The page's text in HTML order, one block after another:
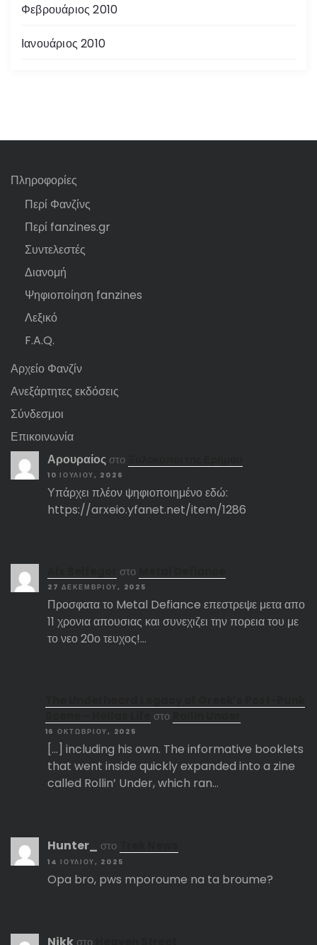
Φεβρουάριος 2010
Ιανουάριος 2010
Πληροφορίες
Περί Φανζίνς
Περί fanzines.gr
Συντελεστές
Διανομή
Ψηφιοποίηση fanzines
Λεξικό
F.A.Q.
Αρχείο Φανζίν
Ανεξάρτητες εκδόσεις
Σύνδεσμοι
Επικοινωνία
Αρουραίος στο
10 ΙΟΥΛΊΟΥ, 2026
Υπάρχει πλέον ψηφιοποιημένο εδώ:
https://arxeio.yfanet.net/item/1286
στο
27 ΔΕΚΕΜΒΡΊΟΥ, 2025
Προσφατα το Metal Defiance επεστρεψε μετα απο
11 χρονια απουσιας και συνεχιζει την πορεια του με
το νεο 20ο τευχος!…
στο
16 ΟΚΤΩΒΡΊΟΥ, 2025
[…] including his own. The informative booklets
that went inside quickly expanded into a zine
called Rollin’ Under, which ran…
Hunter_ στο
14 ΙΟΥΛΊΟΥ, 2025
Opa bro, pws mporoume na ta broume?
Nikk στο